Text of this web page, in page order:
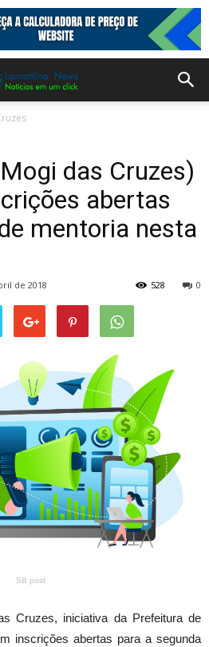
das Cruzes)
abertas
mentoria nesta
de 2018 0
528
SB post
Cruzes, iniciativa da Prefeitura de
inscrições abertas para a segunda